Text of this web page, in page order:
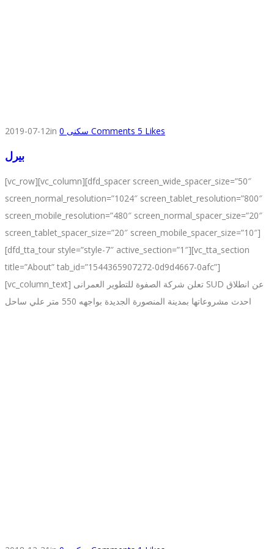
2019-07-12in سكنى 0 Comments 5 Likes
بيرل
[vc_row][vc_column][dfd_spacer screen_wide_spacer_size=”50″
screen_normal_resolution=”1024″ screen_tablet_resolution=”800″
screen_mobile_resolution=”480″ screen_normal_spacer_size=”20″
screen_tablet_spacer_size=”20″ screen_mobile_spacer_size=”10″]
[dfd_tta_tour style=”style-7″ active_section=”1″][vc_tta_section
title=”About” tab_id=”1544365907272-0d9d4667-0afc”]
[vc_column_text] تعلن شركة الصفوة للتطوير العمرانى SUD عن انطلاق
احدث مشروعاتها بمدينة المنصورة الجديدة بواجهه 550 متر علي ساحل